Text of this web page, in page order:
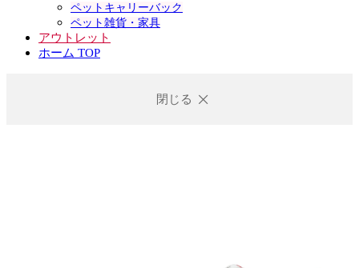
ペットキャリーバック
ペット雑貨・家具
アウトレット
ホーム TOP
閉じる